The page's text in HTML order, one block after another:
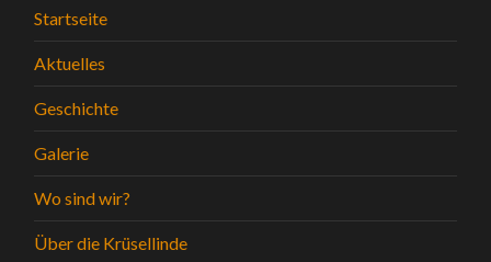
Startseite
Aktuelles
Geschichte
Galerie
Wo sind wir?
Über die Krüsellinde